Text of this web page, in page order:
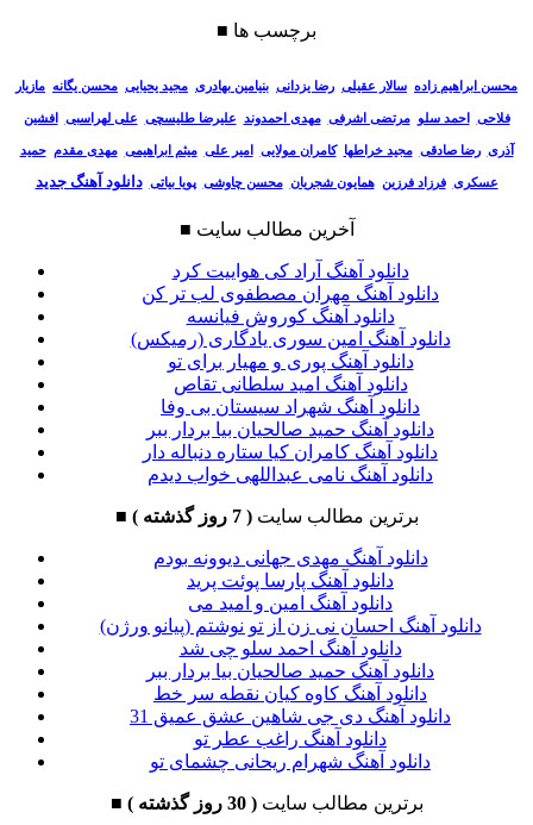
■ برچسب ها
محسن ابراهیم زاده سالار عقیلی رضا یزدانی بنیامین بهادری مجید یحیایی محسن یگانه مازیار
فلاحی احمد سلو مرتضی اشرفی مهدی احمدوند علیرضا طلیسچی علی لهراسبی افشین
آذری رضا صادقی مجید خراطها کامران مولایی امیر علی میثم ابراهیمی مهدی مقدم حمید
عسکری فرزاد فرزین همایون شجریان محسن چاوشی پویا بیاتی دانلود آهنگ جدید
■ آخرین مطالب سایت
دانلود آهنگ آراد کی هواییت کرد
دانلود آهنگ مهران مصطفوی لب تر کن
دانلود آهنگ کوروش فیانسه
دانلود آهنگ امین سوری یادگاری (رمیکس)
دانلود آهنگ پوری و مهیار برای تو
دانلود آهنگ امید سلطانی تقاص
دانلود آهنگ شهراد سیستان بی وفا
دانلود آهنگ حمید صالحیان بیا بردار ببر
دانلود آهنگ کامران کیا ستاره دنباله دار
دانلود آهنگ نامی عبداللهی خواب دیدم
■ برترین مطالب سایت( 7 روز گذشته )
دانلود آهنگ مهدی جهانی دیوونه بودم
دانلود آهنگ پارسا پوئت پرید
دانلود آهنگ امین و امید می
دانلود آهنگ احسان نی زن از تو نوشتم (پیانو ورژن)
دانلود آهنگ احمد سلو چی شد
دانلود آهنگ حمید صالحیان بیا بردار ببر
دانلود آهنگ کاوه کیان نقطه سر خط
دانلود آهنگ دی جی شاهین عشق عمیق 31
دانلود آهنگ راغب عطر تو
دانلود آهنگ شهرام ریحانی چشمای تو
■ برترین مطالب سایت( 30 روز گذشته )